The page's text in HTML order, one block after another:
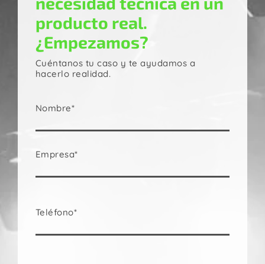
producto real.
¿Empezamos?
Cuéntanos tu caso y te ayudamos a
hacerlo realidad.
Nombre*
Empresa*
Teléfono*